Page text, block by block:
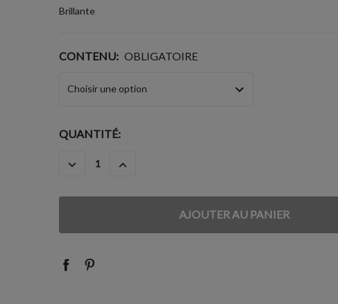
Brillante
CONTENU: OBLIGATOIRE
STOCK
QUANTITÉ:
DIMINUER
:
AUGMENTER
: